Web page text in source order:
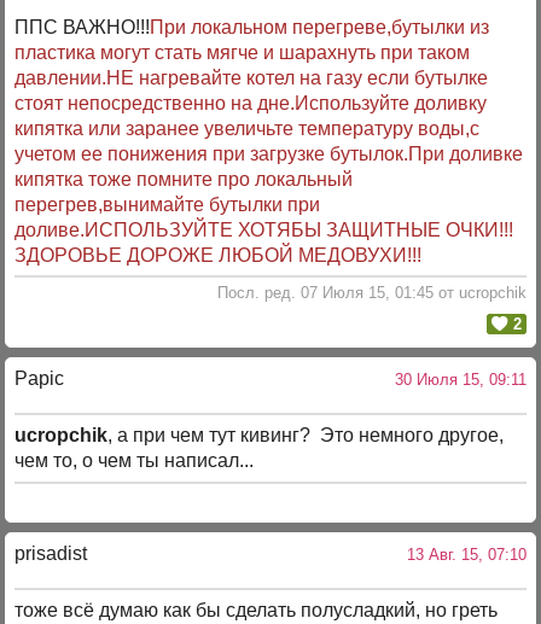
ППС ВАЖНО!!!При локальном перегреве,бутылки из
пластика могут стать мягче и шарахнуть при таком
давлении.НЕ нагревайте котел на газу если бутылке
стоят непосредственно на дне.Используйте доливку
кипятка или заранее увеличьте температуру воды,с
учетом ее понижения при загрузке бутылок.При доливке
кипятка тоже помните про локальный
перегрев,вынимайте бутылки при
доливе.ИСПОЛЬЗУЙТЕ ХОТЯБЫ ЗАЩИТНЫЕ ОЧКИ!!!
ЗДОРОВЬЕ ДОРОЖЕ ЛЮБОЙ МЕДОВУХИ!!!
Посл. ред. 07 Июля 15, 01:45 от uсropchik
2
Papic 30 Июля 15, 09:11
uсropchik, а при чем тут кивинг? Это немного другое,
чем то, о чем ты написал...
prisadist 13 Авг. 15, 07:10
тоже всё думаю как бы сделать полусладкий, но греть